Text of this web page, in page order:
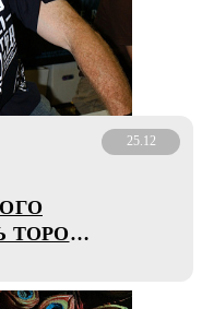
25.12
ТОРО